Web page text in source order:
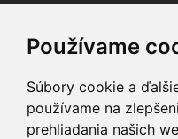
Používame
Súbory cookie a
používame na
prehliadania našich
Facebook